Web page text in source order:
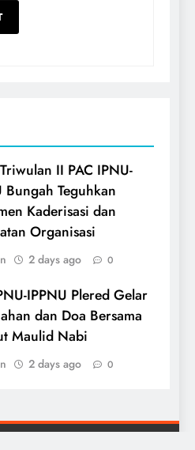
II PAC IPNU-
Bungah Teguhkan
Kaderisasi dan
Organisasi
2 days ago 0
IPPNU Plered Gelar
dan Doa Bersama
Maulid Nabi
2 days ago 0